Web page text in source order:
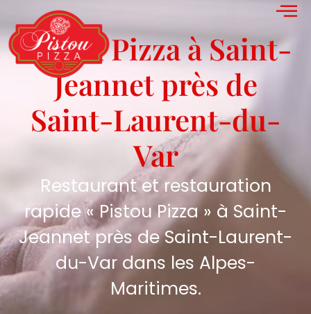
Pistou Pizza à Saint-
Jeannet près de
Saint-Laurent-du-
Var
Restaurant et restauration
rapide « Pistou Pizza » à Saint-
Jeannet près de Saint-Laurent-
du-Var dans les Alpes-
Maritimes.